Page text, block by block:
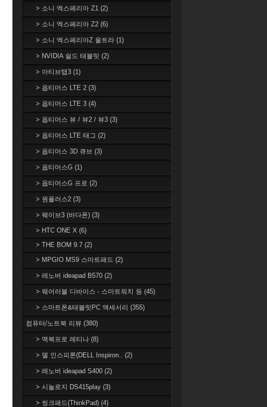
> 소니 엑스페리아 Z1 (2)
> 소니 엑스페리아 Z2 (6)
> 소니 엑스페리아Z 울트라 (1)
> NVIDIA 쉴드 태블릿 (2)
> 아티브탭3 (1)
> 옵티머스 LTE 2 (3)
> 옵티머스 LTE 3 (4)
> 옵티머스 뷰 / 뷰2 / 뷰3 (3)
> 옵티머스 LTE 태그 (2)
> 옵티머스 3D 큐브 (3)
> 옵티머스G (1)
> 옵티머스G 프로 (2)
> 원플러스2 (3)
> 웨이브3 (바다폰) (3)
> HTC ONE X (6)
> THE BOM 9.7 (2)
> MPGIO MS9 스마트패드 (2)
> 레노버 ideapad B570 (2)
> 웨어러블 디바이스 - 스마트워치 등 (45)
> 스마트폰&태블릿PC 액세서리 (355)
컴퓨터/노트북 리뷰 (380)
> 맥북프로 레티나 (8)
> 델 인스피론(DELL Inspiron.. (2)
> 레노버 ideapad S400 (2)
> 시놀로지 DS415play (3)
> 씽크패드(ThinkPad) (4)